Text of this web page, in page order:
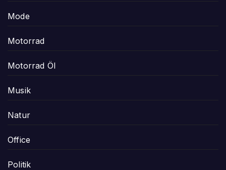
Mode
Motorrad
Motorrad Öl
Musik
Natur
Office
Politik